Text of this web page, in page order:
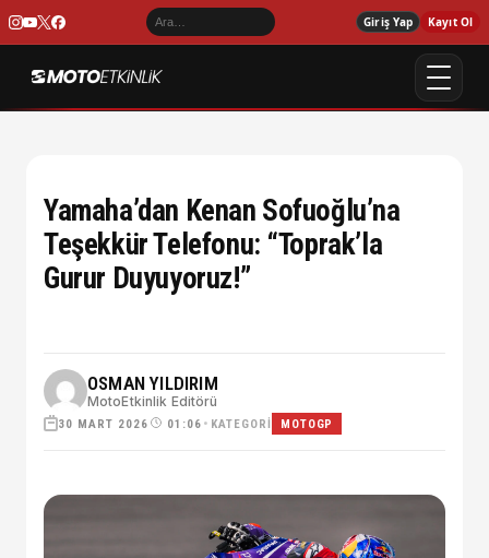
Giriş Yap Kayıt Ol
Yamaha’dan Kenan Sofuoğlu’na
Teşekkür Telefonu: “Toprak’la
Gurur Duyuyoruz!”
OSMAN YILDIRIM
MotoEtkinlik Editörü
30 MART 2026 01:06 • KATEGORI MOTOGP